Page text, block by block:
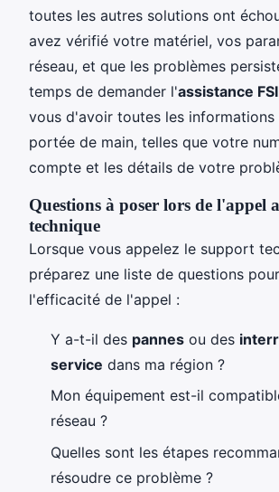
toutes les autres solutions ont
avez vérifié votre matériel, vos
réseau, et que les problèmes
temps de demander l'assistance FSI
vous d'avoir toutes les informations
portée de main, telles que votre
compte et les détails de votre
Questions à poser lors de l'appel
technique
Lorsque vous appelez le support
préparez une liste de questions
l'efficacité de l'appel :
Y a-t-il des pannes ou des
service dans ma région ?
Mon équipement est-il
réseau ?
Quelles sont les étapes
résoudre ce problème ?